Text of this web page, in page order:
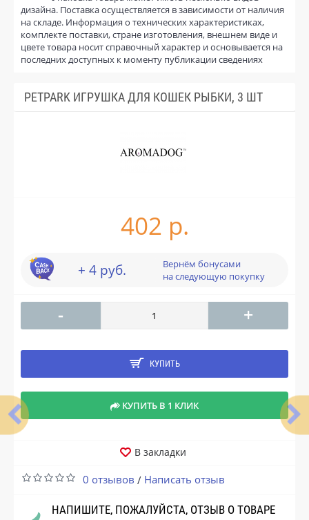
дизайна. Поставка осуществляется в зависимости от наличия
на складе. Информация о технических характеристиках,
комплекте поставки, стране изготовления, внешнем виде и
цвете товара носит справочный характер и основывается на
последних доступных к моменту публикации сведениях
PETPARK ИГРУШКА ДЛЯ КОШЕК РЫБКИ, 3 ШТ
402 р.
+ 4 руб.
Вернём бонусами
на следующую покупку
- +
КУПИТЬ
КУПИТЬ В 1 КЛИК
В закладки
0 отзывов / Написать отзыв
НАПИШИТЕ, ПОЖАЛУЙСТА, ОТЗЫВ О ТОВАРЕ